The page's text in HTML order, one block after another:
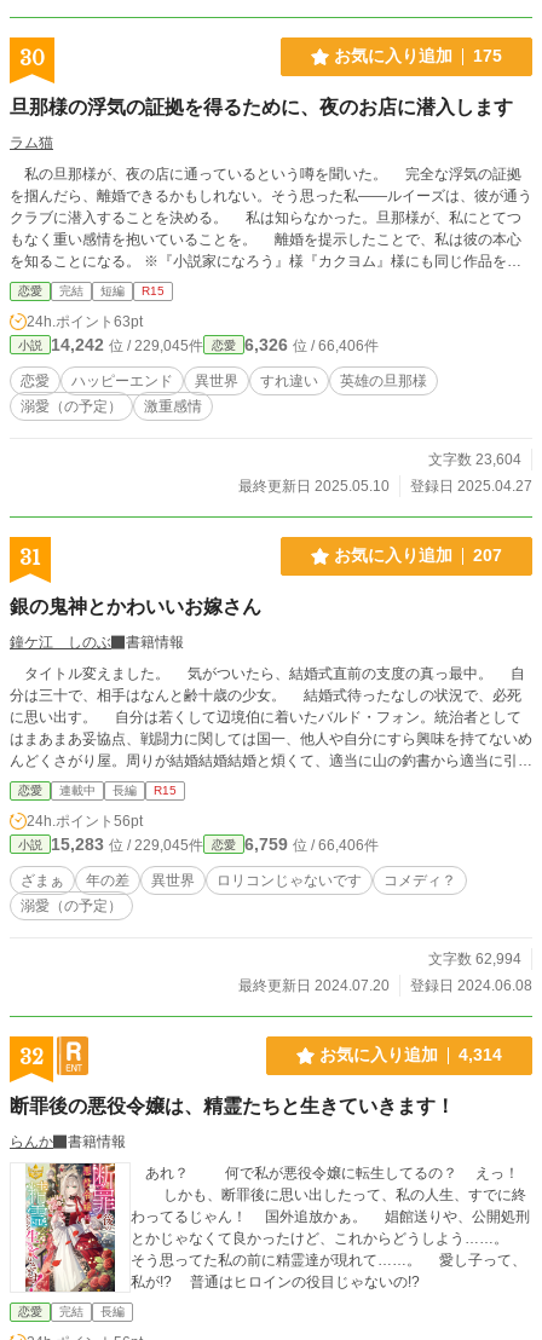
30 お気に入り追加 175
旦那様の浮気の証拠を得るために、夜のお店に潜入します
ラム猫
私の旦那様が、夜の店に通っているという噂を聞いた。 完全な浮気の証拠
を掴んだら、離婚できるかもしれない。そう思った私——ルイーズは、彼が通う
クラブに潜入することを決める。 私は知らなかった。旦那様が、私にとてつ
もなく重い感情を抱いていることを。 離婚を提示したことで、私は彼の本心
を知ることになる。 ※『小説家になろう』様『カクヨム』様にも同じ作品を投
稿しています。 ※二万字程度で完結します。
恋愛 完結 短編 R15
24h.ポイント 63pt
小説 14,242 位 / 229,045件 恋愛 6,326 位 / 66,406件
恋愛 ハッピーエンド 異世界 すれ違い
英雄の旦那様
溺愛（の予定）
激重感情
文字数 23,604
最終更新日 2025.05.10
登録日 2025.04.27
31 お気に入り追加 207
銀の鬼神とかわいいお嫁さん
鐘ケ江 しのぶ
書籍情報
タイトル変えました。 気がついたら、結婚式直前の支度の真っ最中。 自
分は三十で、相手はなんと齢十歳の少女。 結婚式待ったなしの状況で、必死
に思い出す。 自分は若くして辺境伯に着いたバルド・フォン。統治者として
はまあまあ妥協点、戦闘力に関しては国一、他人や自分にすら興味を持てないめ
んどくさがり屋。周りが結婚結婚結婚と煩くて、適当に山の釣書から適当に引き
当てたのが、ベルド伯爵家長女エミリアだった。 記憶の断片が脳裏に浮か
ぶ。 ああ、そうかこれは、前回の記憶。 このままいけば、エミリアは悲惨
な末路を迎える。そして自分がいずれ犯す大罪も、それにより嘆き悲しむ大切な
人達、不幸になる関係のない人達。 そんなこと、させてたまるか。 エミリ
アを幸せにして、凄惨な未来を回避してみせる、とバルド・フォンは誓い、行動
する。 恋愛第二弾。 見切り発車の思い付きです。 もろもろ誤字は優しく
恋愛 連載中 長編 R15
24h.ポイント 56pt
小説 15,283 位 / 229,045件 恋愛 6,759 位 / 66,406件
ざまぁ 年の差 異世界 ロリコンじゃないです
コメディ？
溺愛（の予定）
文字数 62,994
最終更新日 2024.07.20
登録日 2024.06.08
32 お気に入り追加 4,314
断罪後の悪役令嬢は、精霊たちと生きていきます！
らんか
書籍情報
あれ？ 何で私が悪役令嬢に転生してるの？ えっ！
しかも、断罪後に思い出したって、私の人生、すでに終
わってるじゃん！ 国外追放かぁ。 娼館送りや、公開処刑
とかじゃなくて良かったけど、これからどうしよう……。
そう思ってた私の前に精霊達が現れて……。 愛し子って、
私が!? 普通はヒロインの役目じゃないの!?
恋愛 完結 長編